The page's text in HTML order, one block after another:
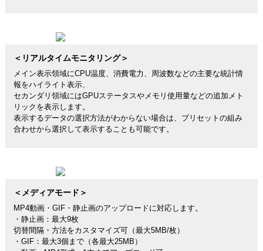
＜リアルタイムモニタリング＞
メイン表示領域にCPU温度、消費電力、周波数などの主要な統計情
報をハイライト表示、
セカンダリ領域にはGPUステータスやメモリ使用量などの追加メト
リックを表示します。
表示するデータの選択方法がわからない場合は、プリセットの組み
合わせから選択して表示することも可能です。
＜メディアモード＞
MP4動画・GIF・静止画のアップロードに対応します。
・静止画：最大9枚
切替間隔・方法をカスタマイズ可（最大5MB/枚）
・GIF：最大3個まで（各最大25MB）